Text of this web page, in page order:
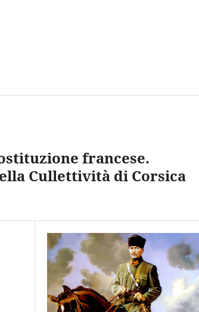
francese.
Cullettività di Corsica